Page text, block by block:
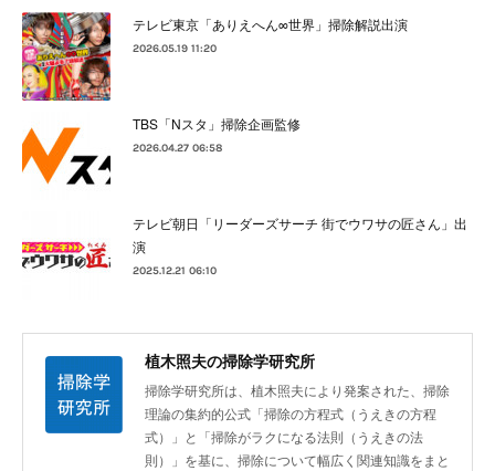
テレビ東京「ありえへん∞世界」掃除解説出演
2026.05.19 11:20
TBS「Nスタ」掃除企画監修
2026.04.27 06:58
テレビ朝日「リーダーズサーチ 街でウワサの匠さん」出
演
2025.12.21 06:10
植木照夫の掃除学研究所
掃除学研究所は、植木照夫により発案された、掃除
理論の集約的公式「掃除の方程式（うえきの方程
式）」と「掃除がラクになる法則（うえきの法
則）」を基に、掃除について幅広く関連知識をまと